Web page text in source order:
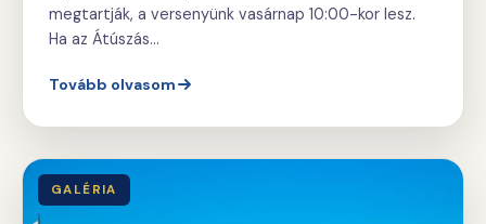
megtartják, a versenyünk vasárnap 10:00-kor lesz.
Ha az Átúszás…
Tovább olvasom
GALÉRIA